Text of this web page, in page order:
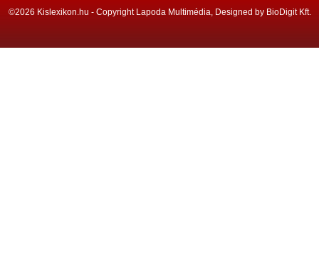
©2026 Kislexikon.hu - Copyright Lapoda Multimédia, Designed by BioDigit Kft.